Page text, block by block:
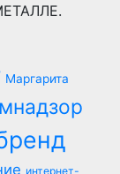
Маргарита
интернет-